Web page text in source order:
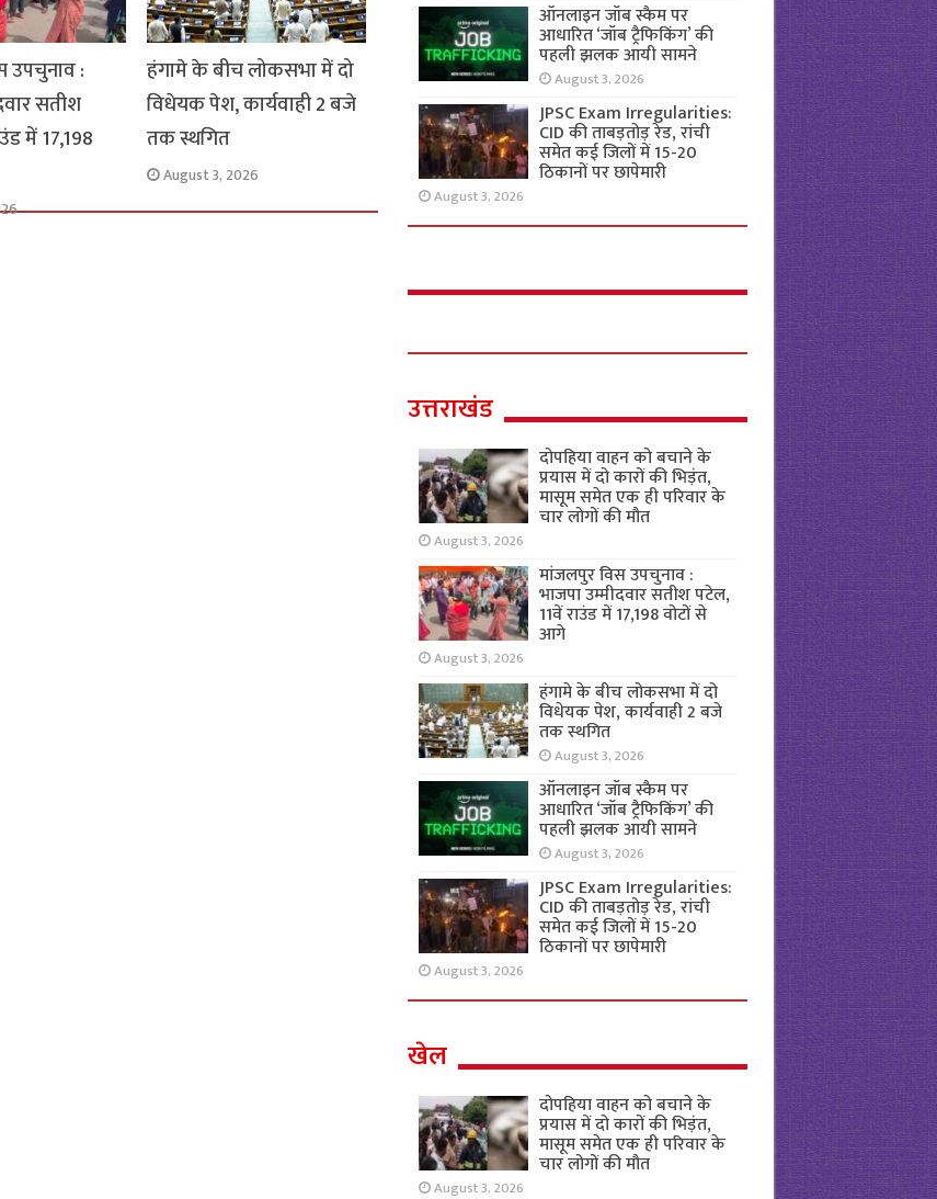
उपचुनाव :
सतीश
में 17,198
हंगामे के बीच लोकसभा में दो
विधेयक पेश, कार्यवाही 2 बजे
तक स्थगित
August 3, 2026
ऑनलाइन जॉब स्कैम पर
आधारित ‘जॉब ट्रैफिकिंग’ की
पहली झलक आयी सामने
August 3, 2026
JPSC Exam Irregularities:
CID की ताबड़तोड़ रेड, रांची
समेत कई जिलों में 15-20
ठिकानों पर छापेमारी
August 3, 2026
उत्तराखंड
दोपहिया वाहन को बचाने के
प्रयास में दो कारों की भिड़ंत,
मासूम समेत एक ही परिवार के
चार लोगों की मौत
August 3, 2026
मांजलपुर विस उपचुनाव :
भाजपा उम्मीदवार सतीश पटेल,
11वें राउंड में 17,198 वोटों से
आगे
August 3, 2026
हंगामे के बीच लोकसभा में दो
विधेयक पेश, कार्यवाही 2 बजे
तक स्थगित
August 3, 2026
ऑनलाइन जॉब स्कैम पर
आधारित ‘जॉब ट्रैफिकिंग’ की
पहली झलक आयी सामने
August 3, 2026
JPSC Exam Irregularities:
CID की ताबड़तोड़ रेड, रांची
समेत कई जिलों में 15-20
ठिकानों पर छापेमारी
August 3, 2026
खेल
दोपहिया वाहन को बचाने के
प्रयास में दो कारों की भिड़ंत,
मासूम समेत एक ही परिवार के
चार लोगों की मौत
August 3, 2026